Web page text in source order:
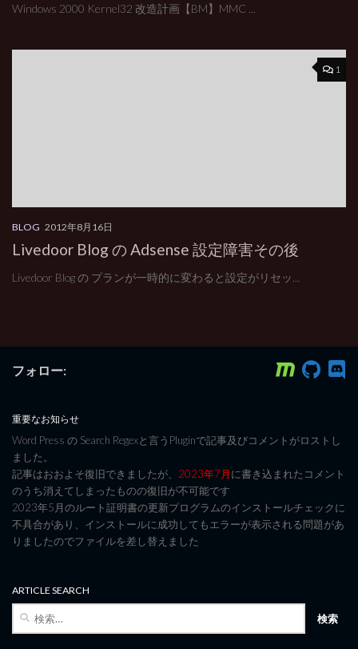
Windows 2000 Kernel32 改造計画【BM】MMC ...
1
BLOG 2012年8月16日
Livedoor Blog の Adsense 設定障害その後
Livedoor Blog の プランが一時的に変わると設定がリセッ...
フォロー:
重要なお知らせ
Word Press の Search Regexと言うPluginで記事及びコメントがロストし
ました。
記事はおおよそ復旧できましたが、 2023年7月に書き込まれたコメント
のうち消えてしまったものの復旧が不可能です
2023年5月のルート証明書の更新プログラムのインストールチェックに
不具合があり、インストールに成功してもエラーが表示される問題があ
りましたのでファイルを差し替えました
ARTICLE SEARCH
検